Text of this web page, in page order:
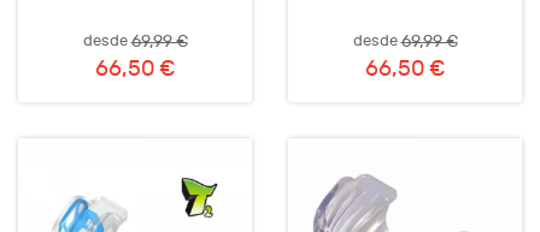
desde69,99 €
66,50 €
desde69,99 €
66,50 €